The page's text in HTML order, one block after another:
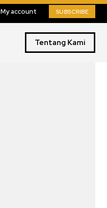
My account SUBSCRIBE
Tentang Kami